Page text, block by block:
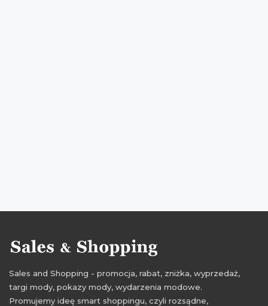
Sales and Shopping - promocja, rabat, zniżka, wyprzedaż,
targi mody, pokazy mody, wydarzenia modowe.
Promujemy ideę smart shoppingu, czyli rozsądne,